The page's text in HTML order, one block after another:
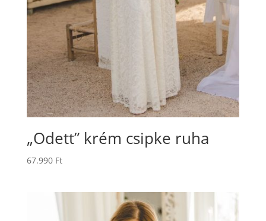
„Odett” krém csipke ruha
67.990 Ft